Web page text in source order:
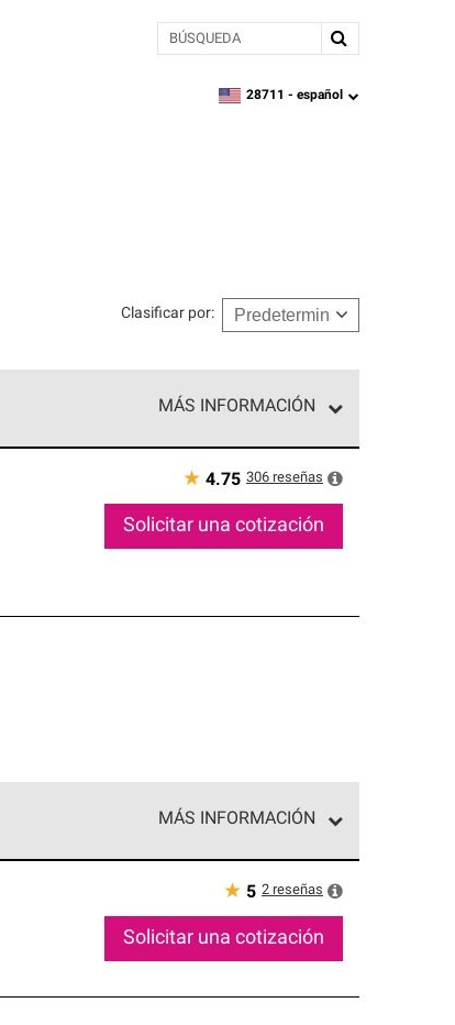
BÚSQUEDA
zipcode, language
28711 - español
Clasificar por:
MÁS INFORMACIÓN
incomparable. Solo ellos pueden
★ 4.75 306 reseñas
Solicitar una cotización
MÁS INFORMACIÓN
★ 5 2 reseñas
Solicitar una cotización